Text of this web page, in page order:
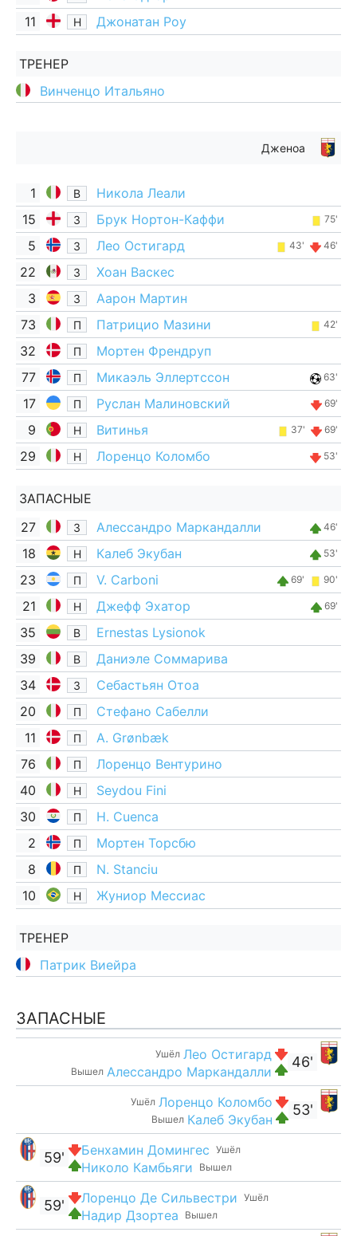
11
Н Джонатан Роу
ТРЕНЕР
Винченцо Итальяно
Дженоа
1 В
Никола Леали
15
З Брук Нортон-Каффи 75'
5 З Лео Остигард 43' 46'
22 З
Хоан Васкес
3
З
Аарон Мартин
73
П Патрицио Мазини 42'
32 П
Мортен Френдруп
77
П Микаэль Эллертссон 63'
17 П Руслан Малиновский 69'
9 Н Витинья 37' 69'
29 Н Лоренцо Коломбо 53'
ЗАПАСНЫЕ
27
З Алессандро Маркандалли 46'
18 Н Калеб Экубан 53'
23 П V. Carboni 69' 90'
21 Н Джефф Эхатор 69'
35 В
Ernestas Lysionok
39
В
Даниэле Соммарива
34
З
Себастьян Отоа
20
П
Стефано Сабелли
11
П
A. Grønbæk
76
П
Лоренцо Вентурино
40
Н
Seydou Fini
30
П
H. Cuenca
2
П
Мортен Торсбю
8
П
N. Stanciu
10
Н Жуниор Мессиас
ТРЕНЕР
Патрик Виейра
ЗАПАСНЫЕ
46'
Ушёл Лео Остигард
Вышел Алессандро Маркандалли
53'
Ушёл Лоренцо Коломбо
Вышел Калеб Экубан
Ушёл
Бенхамин Домингес
Вышел
Николо Камбьяги
59'
Ушёл
Лоренцо Де Сильвестри
Вышел
Надир Дзортеа
59'